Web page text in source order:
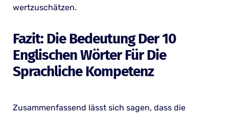
wertzuschätzen.
Fazit: Die Bedeutung Der 10
Englischen Wörter Für Die
Sprachliche Kompetenz
Zusammenfassend lässt sich sagen, dass die